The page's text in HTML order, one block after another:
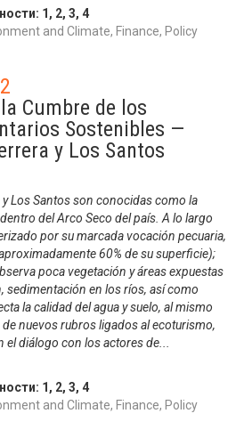
1 , 2, 3, 4
and Climate, Finance, Policy
Cumbre de los
Sostenibles —
y Los Santos
Los Santos son conocidas como la
del Arco Seco del país. A lo largo
por su marcada vocación pecuaria,
60% de su superficie);
poca vegetación y áreas expuestas
sedimentación en los ríos, así como
la calidad del agua y suelo, al mismo
nuevos rubros ligados al ecoturismo,
el diálogo con los actores de
1 , 2, 3, 4
and Climate, Finance, Policy